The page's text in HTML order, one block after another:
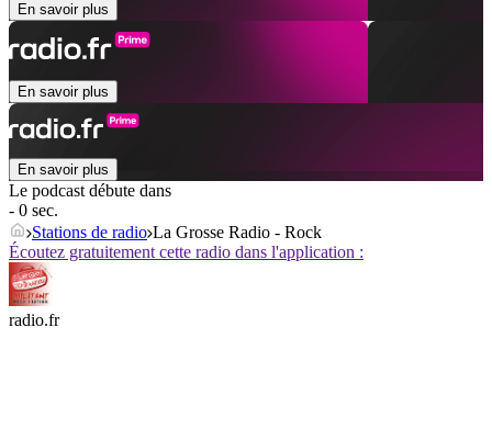
En savoir plus
En savoir plus
En savoir plus
Le podcast débute dans
- 0 sec.
Stations de radio La Grosse Radio - Rock
Écoutez gratuitement cette radio dans l'application :
radio.fr